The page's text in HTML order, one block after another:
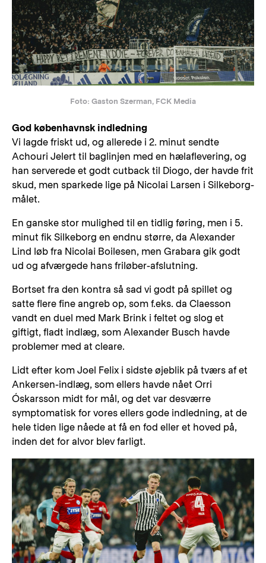
Foto: Gaston Szerman, FCK Media
God københavnsk indledning
Vi lagde friskt ud, og allerede i 2. minut sendte
Achouri Jelert til baglinjen med en hælaflevering, og
han serverede et godt cutback til Diogo, der havde frit
skud, men sparkede lige på Nicolai Larsen i Silkeborg-
målet.
En ganske stor mulighed til en tidlig føring, men i 5.
minut fik Silkeborg en endnu større, da Alexander
Lind løb fra Nicolai Boilesen, men Grabara gik godt
ud og afværgede hans friløber-afslutning.
Bortset fra den kontra så sad vi godt på spillet og
satte flere fine angreb op, som f.eks. da Claesson
vandt en duel med Mark Brink i feltet og slog et
giftigt, fladt indlæg, som Alexander Busch havde
problemer med at cleare.
Lidt efter kom Joel Felix i sidste øjeblik på tværs af et
Ankersen-indlæg, som ellers havde nået Orri
Óskarsson midt for mål, og det var desværre
symptomatisk for vores ellers gode indledning, at de
hele tiden lige nåede at få en fod eller et hoved på,
inden det for alvor blev farligt.